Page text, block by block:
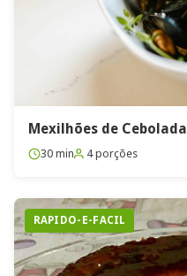
Mexilhões de Cebolada
30 min 4 porções
RAPIDO-E-FACIL